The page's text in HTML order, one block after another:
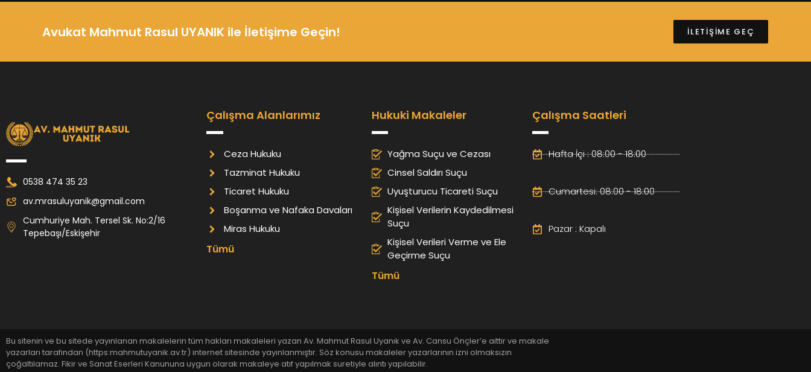
Avukat Mahmut Rasul UYANIK ile İletişime Geçin! İLETİŞİME GEÇ
0538 474 35 23
av.mrasuluyanik@gmail.com
Cumhuriye Mah. Tersel Sk. No:2/16
Tepebaşı/Eskişehir
Çalışma Alanlarımız
Ceza Hukuku
Tazminat Hukuku
Ticaret Hukuku
Boşanma ve Nafaka Davaları
Miras Hukuku
Tümü
Hukuki Makaleler
Yağma Suçu ve Cezası
Cinsel Saldırı Suçu
Uyuşturucu Ticareti Suçu
Kişisel Verilerin Kaydedilmesi
Suçu
Kişisel Verileri Verme ve Ele
Geçirme Suçu
Tümü
Çalışma Saatleri
Hafta İçi : 08:00 - 18:00
Cumartesi: 08:00 - 18:00
Pazar : Kapalı
Bu sitenin ve bu sitede yayınlanan makalelerin tüm hakları makaleleri yazan Av. Mahmut Rasul Uyanık ve Av. Cansu Önçler’e aittir ve makale
yazarları tarafından (https:mahmutuyanik.av.tr) internet sitesinde yayınlanmıştır. Söz konusu makaleler yazarlarının izni olmaksızın
çoğaltılamaz. Fikir ve Sanat Eserleri Kanununa uygun olarak makaleye atıf yapılmak suretiyle alıntı yapılabilir.